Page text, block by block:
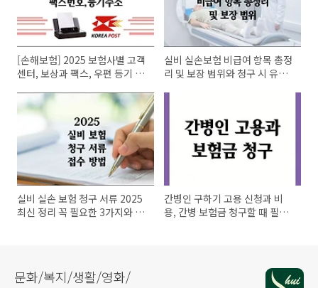
[손해보험] 2025 보험사별 고객
센터, 보상과 팩스, 우편 등기 주
실비 실손보험 비급여 항목 총정
리 및 보장 범위와 청구 시 유의
실비 실손 보험 청구 서류 2025
최신 정리 꼭 필요한 3가지와 접
간병인 구하기 고용 신청과 비
용, 간병 보험금 청구할 때 필요
문화/복지/생활/영화/